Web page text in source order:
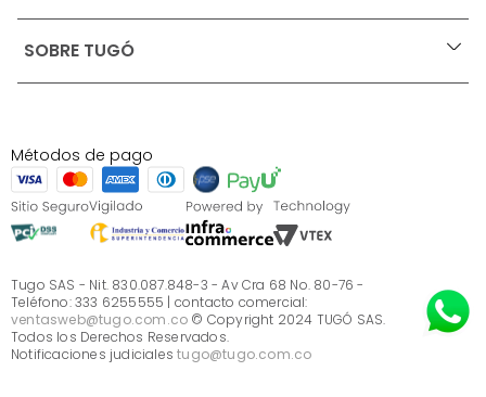
Ofertas vigentes
Términos, condiciones y restricciones para productos
S.A.S
Términos, condiciones y restricciones Tugó S.A.S
Instructivo cuidado de muebles
Sé parte de Tugó
¿Quiénes somos?
Servicio al cliente
SOBRE TUGÓ +
¿Quieres vender en Tugó?
Métodos de pago
Tugo SAS - Nit. 830.087.848-3 - Av Cra 68 No. 80-76 -
Teléfono: 333 6255555 | contacto comercial:
ventasweb@tugo.com.co © Copyright 2024 TUGÓ SAS.
Todos los Derechos Reservados.
Notificaciones judicialestugo@tugo.com.co